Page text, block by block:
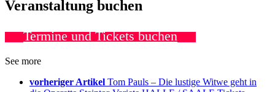
Veranstaltung buchen
Termine und Tickets buchen
See more
vorheriger Artikel Tom Pauls – Die lustige Witwe geht in